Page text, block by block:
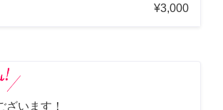
¥3,000
ざいます！